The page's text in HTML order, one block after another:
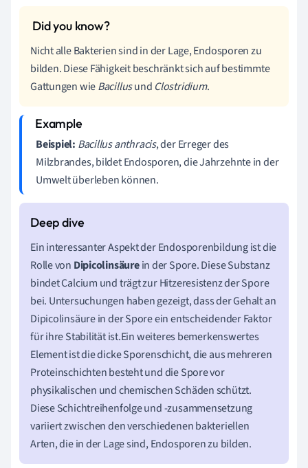
Nicht alle Bakterien sind in der Lage, Endosporen zu
bilden. Diese Fähigkeit beschränkt sich auf bestimmte
Gattungen wieBacillusund Clostridium.
Beispiel: Bacillus anthracis, der Erreger des
Milzbrandes, bildet Endosporen, die Jahrzehnte in der
Umwelt überleben können.
Ein interessanter Aspekt der Endosporenbildung ist die
Rolle von Dipicolinsäurein der Spore. Diese Substanz
bindet Calcium und trägt zur Hitzeresistenz der Spore
bei. Untersuchungen haben gezeigt, dass der Gehalt an
Dipicolinsäure in der Spore ein entscheidender Faktor
für ihre Stabilität ist.Ein weiteres bemerkenswertes
Element ist die dicke Sporenschicht, die aus mehreren
Proteinschichten besteht und die Spore vor
physikalischen und chemischen Schäden schützt.
Diese Schichtreihenfolge und -zusammensetzung
variiert zwischen den verschiedenen bakteriellen
Arten, die in der Lage sind, Endosporen zu bilden.